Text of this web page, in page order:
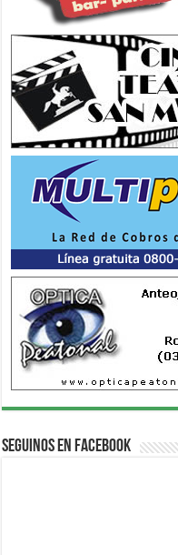
Seguinos en Facebook